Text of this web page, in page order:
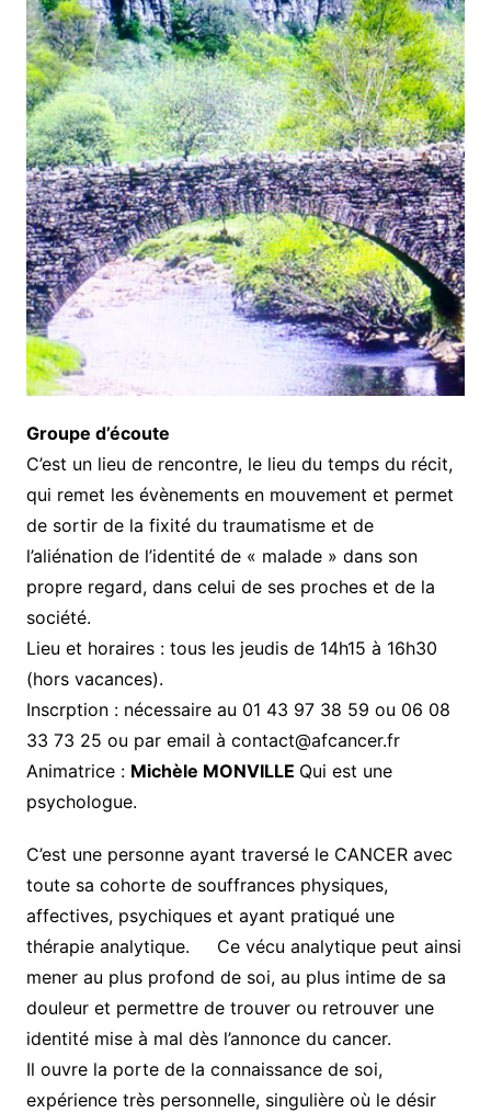
Groupe d’écoute
C’est un lieu de rencontre, le lieu du temps du récit,
qui remet les évènements en mouvement et permet
de sortir de la fixité du traumatisme et de
l’aliénation de l’identité de « malade » dans son
propre regard, dans celui de ses proches et de la
société.
Lieu et horaires : tous les jeudis de 14h15 à 16h30
(hors vacances).
Inscrption : nécessaire au 01 43 97 38 59 ou 06 08
33 73 25 ou par email à contact@afcancer.fr
Animatrice : Michèle MONVILLE Qui est une
psychologue.
C’est une personne ayant traversé le CANCER avec
toute sa cohorte de souffrances physiques,
affectives, psychiques et ayant pratiqué une
thérapie analytique. Ce vécu analytique peut ainsi
mener au plus profond de soi, au plus intime de sa
douleur et permettre de trouver ou retrouver une
identité mise à mal dès l’annonce du cancer.
Il ouvre la porte de la connaissance de soi,
expérience très personnelle, singulière où le désir